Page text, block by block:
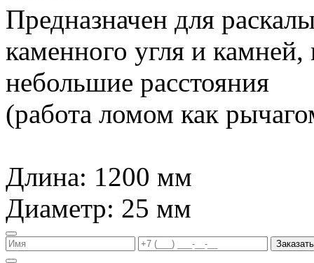
Предназначен для
каменного угля и
небольшие расстояния
(работа ломом как
Длина: 1200 мм
Диаметр: 25 мм
Заказать